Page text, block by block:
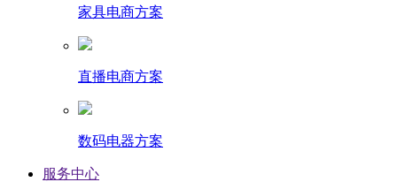
家具电商方案
直播电商方案
数码电器方案
服务中心